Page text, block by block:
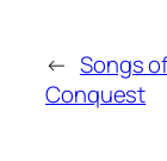
← Songs
Conquest